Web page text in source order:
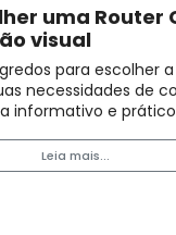
uma Router
visual
para escolher a
necessidades de
informativo e
Leia mais...